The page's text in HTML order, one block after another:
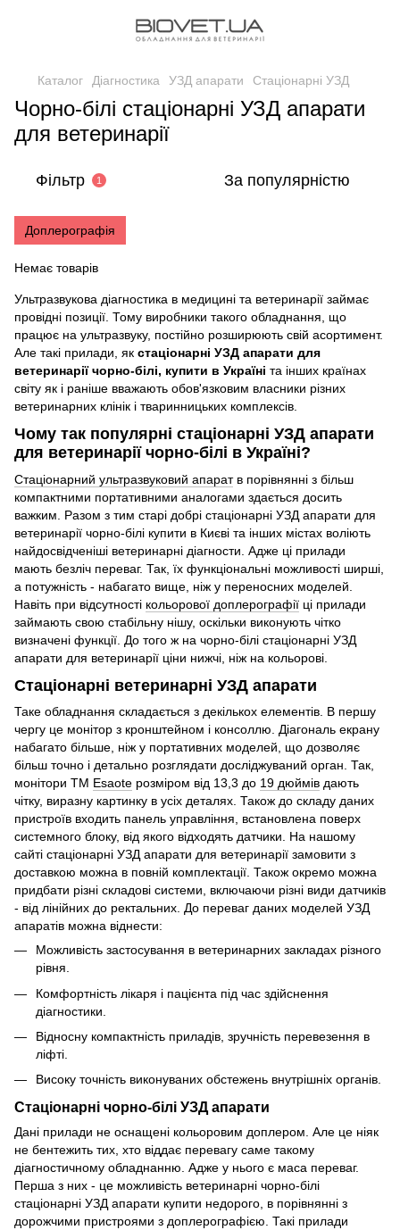
Каталог Діагностика УЗД апарати Стаціонарні УЗД
Чорно-білі стаціонарні УЗД апарати
для ветеринарії
Фільтр 1 За популярністю
Доплерографія
Немає товарів
Ультразвукова діагностика в медицині та ветеринарії займає
провідні позиції. Тому виробники такого обладнання, що
працює на ультразвуку, постійно розширюють свій асортимент.
Але такі прилади, як стаціонарні УЗД апарати для
ветеринарії чорно-білі, купити в Україні та інших країнах
світу як і раніше вважають обов'язковим власники різних
ветеринарних клінік і тваринницьких комплексів.
Чому так популярні стаціонарні УЗД апарати
для ветеринарії чорно-білі в Україні?
Стаціонарний ультразвуковий апаратв порівнянні з більш
компактними портативними аналогами здається досить
важким. Разом з тим старі добрі стаціонарні УЗД апарати для
ветеринарії чорно-білі купити в Києві та інших містах воліють
найдосвідченіші ветеринарні діагности. Адже ці прилади
мають безліч переваг. Так, їх функціональні можливості ширші,
а потужність - набагато вище, ніж у переносних моделей.
Навіть при відсутності кольорової доплерографії ці прилади
займають свою стабільну нішу, оскільки виконують чітко
визначені функції. До того ж на чорно-білі стаціонарні УЗД
апарати для ветеринарії ціни нижчі, ніж на кольорові.
Стаціонарні ветеринарні УЗД апарати
Таке обладнання складається з декількох елементів. В першу
чергу це монітор з кронштейном і консоллю. Діагональ екрану
набагато більше, ніж у портативних моделей, що дозволяє
більш точно і детально розглядати досліджуваний орган. Так,
монітори ТМ Esaote розміром від 13,3 до 19 дюймів дають
чітку, виразну картинку в усіх деталях. Також до складу даних
пристроїв входить панель управління, встановлена поверх
системного блоку, від якого відходять датчики. На нашому
сайті стаціонарні УЗД апарати для ветеринарії замовити з
доставкою можна в повній комплектації. Також окремо можна
придбати різні складові системи, включаючи різні види датчиків
- від лінійних до ректальних. До переваг даних моделей УЗД
апаратів можна віднести:
Можливість застосування в ветеринарних закладах різного
рівня.
Комфортність лікаря і пацієнта під час здійснення
діагностики.
Відносну компактність приладів, зручність перевезення в
ліфті.
Високу точність виконуваних обстежень внутрішніх органів.
Стаціонарні чорно-білі УЗД апарати
Дані прилади не оснащені кольоровим доплером. Але це ніяк
не бентежить тих, хто віддає перевагу саме такому
діагностичному обладнанню. Адже у нього є маса переваг.
Перша з них - це можливість ветеринарні чорно-білі
стаціонарні УЗД апарати купити недорого, в порівнянні з
дорожчими пристроями з доплерографією. Такі прилади